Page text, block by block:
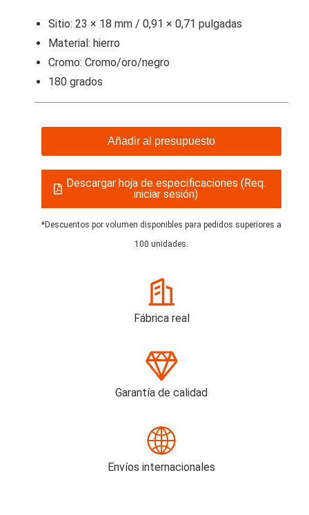
Sitio: 23 × 18 mm / 0,91 × 0,71 pulgadas
Material: hierro
Cromo: Cromo/oro/negro
180 grados
Añadir al presupuesto
Descargar hoja de especificaciones (Req.
iniciar sesión)
*Descuentos por volumen disponibles para pedidos superiores a
100 unidades.
Fábrica real
Garantía de calidad
Envíos internacionales